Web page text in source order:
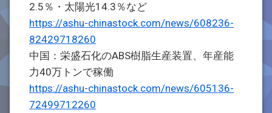
2.5％・太陽光14.3％など
https://ashu-chinastock.com/news/608236-
82429718260
中国：栄盛石化のABS樹脂生産装置、年産能
力40万トンで稼働
https://ashu-chinastock.com/news/605136-
72499712260